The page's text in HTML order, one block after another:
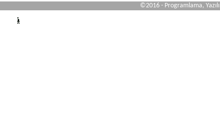
©2016 - Programlama,